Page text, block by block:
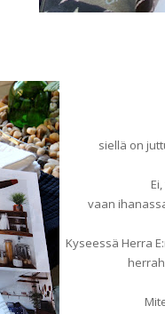
siellä on
vaan
Kyseessä Herra